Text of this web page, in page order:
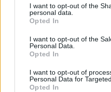
not limited to your visit or
grant or deny consent to
use your data for below
consent section.
I want to opt-out of the
personal data.
Opted In
I want to opt-out of the
Personal Data.
Opted In
I want to opt-out of
Personal Data for
Opted In
19
Óriási bevétel-